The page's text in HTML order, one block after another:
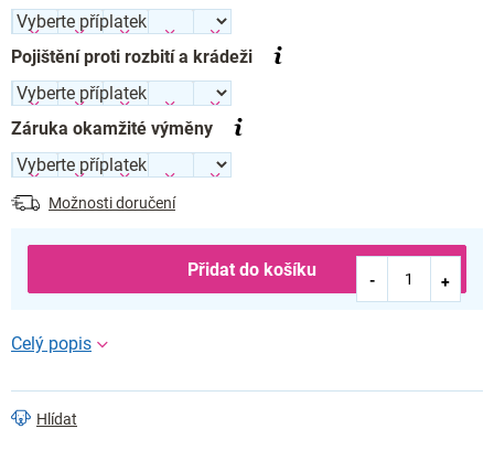
Pojištění proti rozbití a krádeži
Záruka okamžité výměny
Možnosti doručení
Přidat do košíku
Hlídat